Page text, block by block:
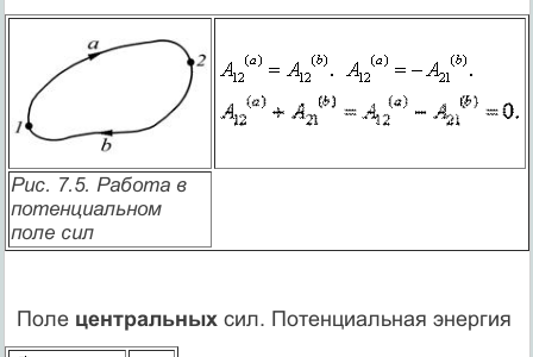
Рис. 7.5. Работа в
потенциальном
поле сил
Поле центральныхсил. Потенциальная энергия